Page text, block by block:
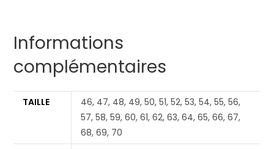
Informations
complémentaires
TAILLE
46, 47, 48, 49, 50, 51, 52, 53, 54, 55, 56,
57, 58, 59, 60, 61, 62, 63, 64, 65, 66, 67,
68, 69, 70